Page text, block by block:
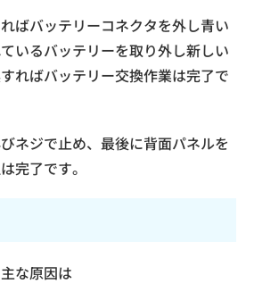
ばバッテリーコネクタを外し青い
いるバッテリーを取り外し新しい
ればバッテリー交換作業は完了で
ネジで止め、最後に背面パネルを
完了です。
な原因は